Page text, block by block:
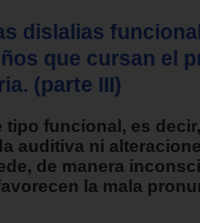
dislalias
que cursan el
(parte III)
tipo funcional, es
auditiva ni
de manera
la mala